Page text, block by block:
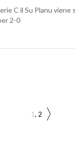
C il Su Planu
2-0
1 2